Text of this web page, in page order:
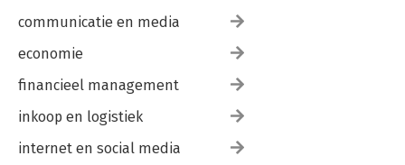
communicatie en media
economie
financieel management
inkoop en logistiek
internet en social media